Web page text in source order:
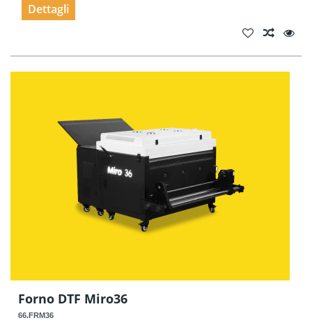
Dettagli
Forno DTF Miro36
66.FRM36